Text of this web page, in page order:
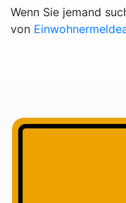
Wenn Sie jemand
von